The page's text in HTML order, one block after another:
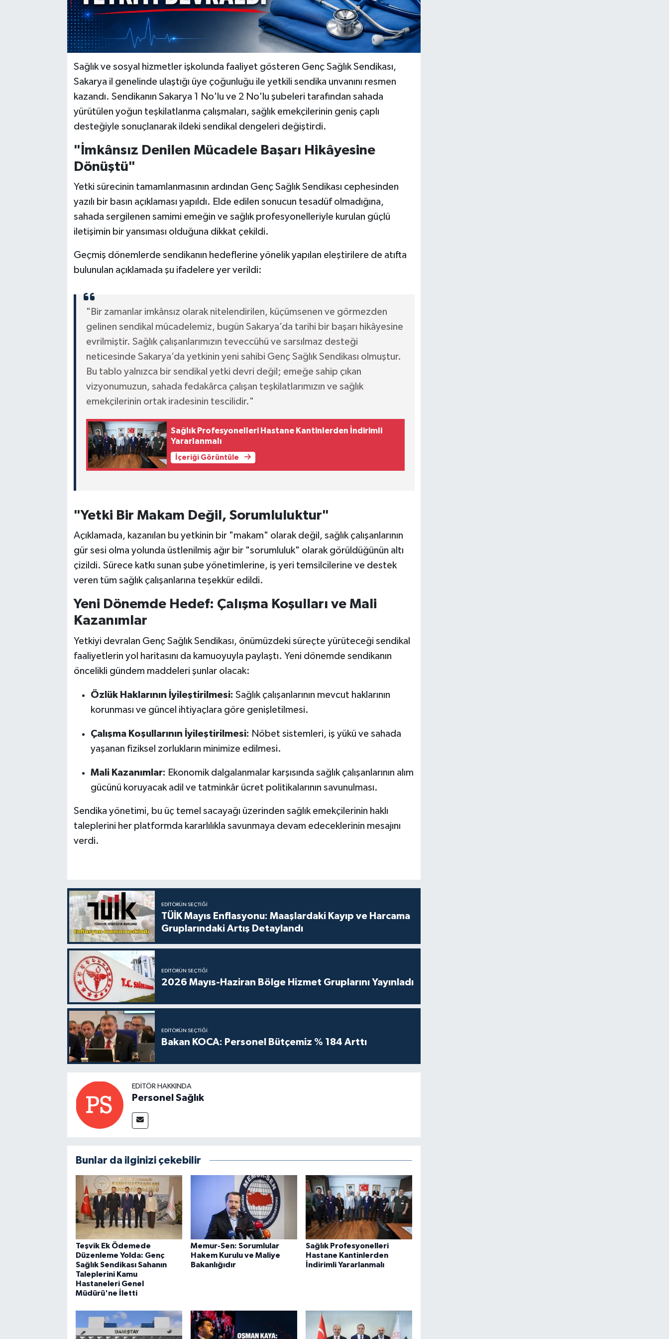
Sağlık ve sosyal hizmetler işkolunda faaliyet gösteren Genç Sağlık Sendikası,
Sakarya il genelinde ulaştığı üye çoğunluğu ile yetkili sendika unvanını resmen
kazandı. Sendikanın Sakarya 1 No'lu ve 2 No'lu şubeleri tarafından sahada
yürütülen yoğun teşkilatlanma çalışmaları, sağlık emekçilerinin geniş çaplı
desteğiyle sonuçlanarak ildeki sendikal dengeleri değiştirdi.
"İmkânsız Denilen Mücadele Başarı Hikâyesine
Dönüştü"
Yetki sürecinin tamamlanmasının ardından Genç Sağlık Sendikası cephesinden
yazılı bir basın açıklaması yapıldı. Elde edilen sonucun tesadüf olmadığına,
sahada sergilenen samimi emeğin ve sağlık profesyonelleriyle kurulan güçlü
iletişimin bir yansıması olduğuna dikkat çekildi.
Geçmiş dönemlerde sendikanın hedeflerine yönelik yapılan eleştirilere de atıfta
bulunulan açıklamada şu ifadelere yer verildi:
"Bir zamanlar imkânsız olarak nitelendirilen, küçümsenen ve görmezden
gelinen sendikal mücadelemiz, bugün Sakarya’da tarihi bir başarı hikâyesine
evrilmiştir. Sağlık çalışanlarımızın teveccühü ve sarsılmaz desteği
neticesinde Sakarya’da yetkinin yeni sahibi Genç Sağlık Sendikası olmuştur.
Bu tablo yalnızca bir sendikal yetki devri değil; emeğe sahip çıkan
vizyonumuzun, sahada fedakârca çalışan teşkilatlarımızın ve sağlık
emekçilerinin ortak iradesinin tescilidir."
Sağlık Profesyonelleri Hastane Kantinlerden İndirimli
Yararlanmalı
İçeriği Görüntüle
"Yetki Bir Makam Değil, Sorumluluktur"
Açıklamada, kazanılan bu yetkinin bir "makam" olarak değil, sağlık çalışanlarının
gür sesi olma yolunda üstlenilmiş ağır bir "sorumluluk" olarak görüldüğünün altı
çizildi. Sürece katkı sunan şube yönetimlerine, iş yeri temsilcilerine ve destek
veren tüm sağlık çalışanlarına teşekkür edildi.
Yeni Dönemde Hedef: Çalışma Koşulları ve Mali
Kazanımlar
Yetkiyi devralan Genç Sağlık Sendikası, önümüzdeki süreçte yürüteceği sendikal
faaliyetlerin yol haritasını da kamuoyuyla paylaştı. Yeni dönemde sendikanın
öncelikli gündem maddeleri şunlar olacak:
Özlük Haklarının İyileştirilmesi: Sağlık çalışanlarının mevcut haklarının
korunması ve güncel ihtiyaçlara göre genişletilmesi.
Çalışma Koşullarının İyileştirilmesi: Nöbet sistemleri, iş yükü ve sahada
yaşanan fiziksel zorlukların minimize edilmesi.
Mali Kazanımlar: Ekonomik dalgalanmalar karşısında sağlık çalışanlarının alım
gücünü koruyacak adil ve tatminkâr ücret politikalarının savunulması.
Sendika yönetimi, bu üç temel sacayağı üzerinden sağlık emekçilerinin haklı
taleplerini her platformda kararlılıkla savunmaya devam edeceklerinin mesajını
verdi.
EDITÖRÜN SEÇTIĞI
TÜİK Mayıs Enflasyonu: Maaşlardaki Kayıp ve Harcama
Gruplarındaki Artış Detaylandı
EDITÖRÜN SEÇTIĞI
2026 Mayıs-Haziran Bölge Hizmet Gruplarını Yayınladı
EDITÖRÜN SEÇTIĞI
Bakan KOCA: Personel Bütçemiz % 184 Arttı
EDITÖR HAKKINDA
Personel Sağlık
Bunlar da ilginizi çekebilir
Teşvik Ek Ödemede
Düzenleme Yolda: Genç
Sağlık Sendikası Sahanın
Taleplerini Kamu
Hastaneleri Genel
Müdürü'ne İletti
Memur-Sen: Sorumlular
Hakem Kurulu ve Maliye
Bakanlığıdır
Sağlık Profesyonelleri
Hastane Kantinlerden
İndirimli Yararlanmalı